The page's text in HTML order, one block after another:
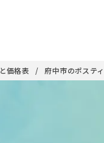
価格表 府中市のポステ